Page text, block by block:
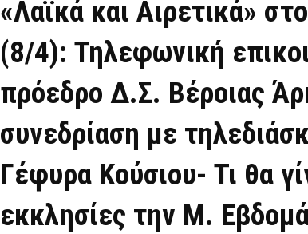
«Λαϊκά και Αιρετικά»
(8/4): Τηλεφωνική
πρόεδρο Δ.Σ. Βέροιας
συνεδρίαση με
Γέφυρα Κούσιου- Τι θα
εκκλησίες την Μ.